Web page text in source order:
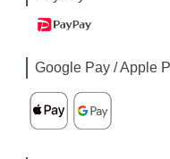
Google Pay / Apple